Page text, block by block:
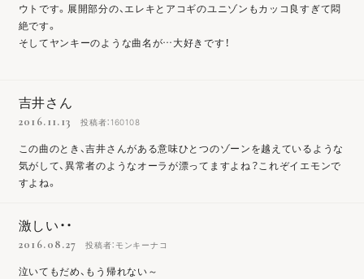
ウトです。展開部分の、エレキとアコギのユニゾンもカッコ良すぎて悶
絶です。
そしてヤンキーのような曲名が…大好きです！
吉井さん
2016.11.13 投稿者：160108
この曲のとき、吉井さんがある意味ひとつのゾーンを越えているような
気がして、異常者のようなオーラが漂ってますよね？これぞイエモンで
すよね。
激しい・・
2016.08.27 投稿者：モンキーナコ
泣いてもだめ、もう帰れない～